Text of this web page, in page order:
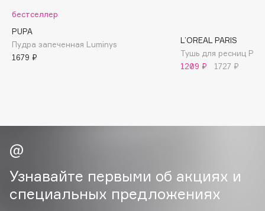
Brunello Cucinelli
by TERRY
BY WISHTREND
Cadence
Capelli Dorati
Carbon Theory
Carmex
бестселлер
PUPA
Пудра запеченная Luminys
1679 ₽
L’OREAL PARIS
Тушь для ресниц
1209 ₽
1727 ₽
Узнавайте первыми об акциях и
специальных предложениях